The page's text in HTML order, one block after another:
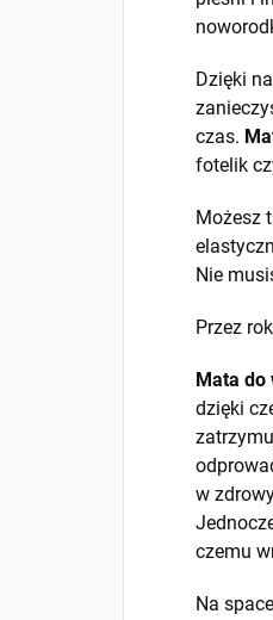
Dzięki
czas.
fotelik
Możesz
Nie
Przez rok
Mata do
dzięki
w
czemu
Na